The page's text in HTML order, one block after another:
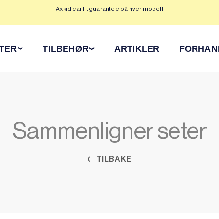
Axkid car fit guarantee på hver modell
TILBEHØR ARTIKLER
Sammenligner seter
TILBAKE